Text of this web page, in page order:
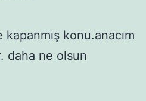
konu.anacım
daha ne olsun